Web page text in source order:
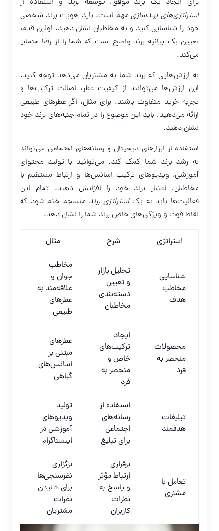
برای ایجاد یک برند موفق،توسعه برند و استفاده از
استراتژی‌های برندسازیمهم است. باید هویت برند شخصی
خود را شناسایی کنید و به مخاطبان نشان دهید. اولین قدم،
تعیین یک بیانیه برند واضح است که شما را از رقبا متمایز
می‌کند.
به ارزش‌هایی که برند شما به مشتریان می‌دهد توجه کنید.
این ارزش‌ها می‌توانند از کیفیت عطر، اصالت ترکیب‌ها و
تجربه خرید متفاوت باشند. برای مثال، اگر عطرهای طبیعی
ارائه می‌دهید، باید این موضوع را در تمام جنبه‌های برند خود
نشان دهید.
استفاده از ابزارهای دیجیتال و رسانه‌های اجتماعی می‌تواند
به رشد برند شما کمک کند. می‌توانید با تولید محتوای
آموزشی، ویدیوهای ترکیب اسانس‌ها و ارتباط مستقیم با
مخاطبان، اعتبار برند خود را افزایش دهید. تمام این
فعالیت‌ها باید به یکاستراتژی برند منسجم ختم شود که
نقاط قوت و ویژگی‌های خاص برند شما را نشان دهد.
استراتژی شرح مثال
شناسایی
مخاطب
هدف
تحلیل بازار
و تعیین
دسته‌بندی
مخاطبان
مخاطب
جوان و
علاقه‌مند به
عطرهای
طبیعی
محصولات
منحصر به
فرد
ایجاد
ترکیب‌های
خاص و
منحصر به
فرد
عطرهای
مبتنی بر
اسانس‌های
گیاهی
تبلیغات
هدفمند
استفاده از
رسانه‌های
اجتماعی
برای تبلیغ
تولید
ویدیوهای
آموزشی در
اینستاگرام
تعامل با
مشتری
برقراری
ارتباط مؤثر
و پاسخ به
نظرات
کاربران
برگزاری
نظرسنجی‌ها
برای شنیدن
نظرات
مشتریان